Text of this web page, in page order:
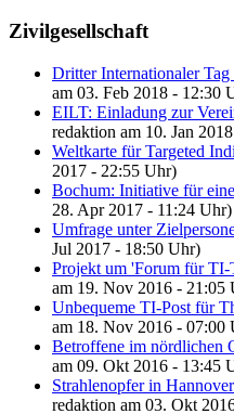
Zivilgesellschaft
Dritter Internationaler
am 03. Feb 2018 - 12:30
EILT: Einladung zur
redaktion am 10. Jan
Weltkarte für Targeted
2017 - 22:55 Uhr)
Bochum: Initiative für
28. Apr 2017 - 11:24 Uhr)
Umfrage unter
Jul 2017 - 18:50 Uhr)
Projekt um 'Forum für TI-
am 19. Nov 2016 - 21:05
Unbequeme TI-Post für
am 18. Nov 2016 - 07:00
Betroffene im nördlichen
am 09. Okt 2016 - 13:45
Strahlenopfer in
redaktion am 03. Okt